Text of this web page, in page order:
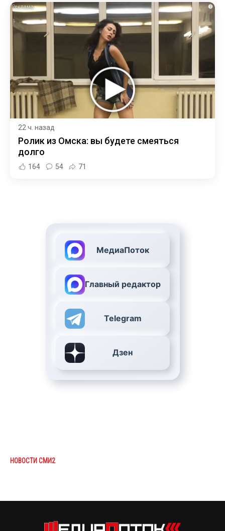
i
22 ч. назад
Ролик из Омска: вы будете смеяться
долго
164 54 71
МедиаПоток
Главный редактор
Telegram
Дзен
НОВОСТИ СМИ2